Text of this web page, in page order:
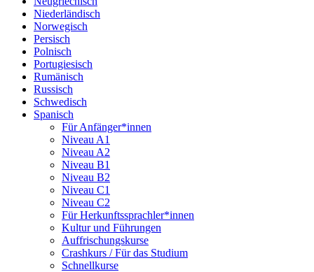
Niederländisch
Norwegisch
Persisch
Polnisch
Portugiesisch
Rumänisch
Russisch
Schwedisch
Spanisch
Für Anfänger*innen
Niveau A1
Niveau A2
Niveau B1
Niveau B2
Niveau C1
Niveau C2
Für Herkunftssprachler*innen
Kultur und Führungen
Auffrischungskurse
Crashkurs / Für das Studium
Schnellkurse